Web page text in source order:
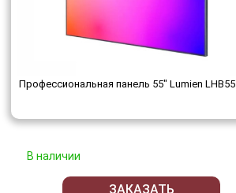
Профессиональная панель 55" Lumien LHB55
В наличии
ЗАКАЗАТЬ